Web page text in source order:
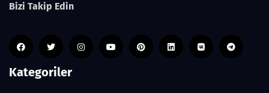
Bizi Takip Edin
Kategoriler